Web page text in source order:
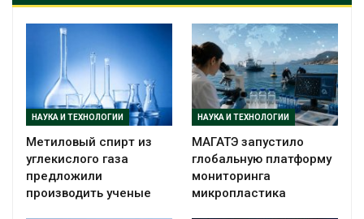
НАУКА И ТЕХНОЛОГИИ
Метиловый спирт из
углекислого газа
предложили
производить ученые
НАУКА И ТЕХНОЛОГИИ
МАГАТЭ запустило
глобальную платформу
мониторинга
микропластика